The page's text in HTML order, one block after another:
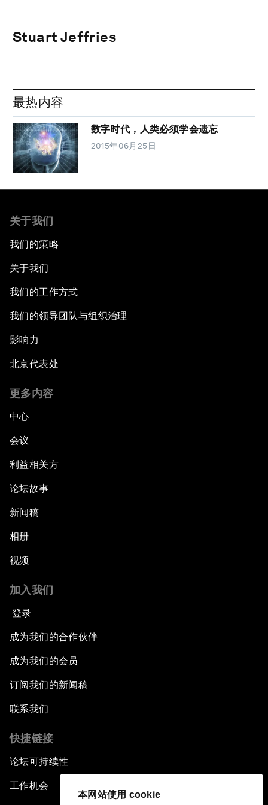
本网站使用 cookie
Stuart Jeffries
最热内容
数字时代，人类必须学会遗忘
2015年06月25日
关于我们
我们的策略
关于我们
我们的工作方式
我们的领导团队与组织治理
影响力
北京代表处
更多内容
中心
会议
利益相关方
论坛故事
新闻稿
相册
视频
加入我们
登录
成为我们的合作伙伴
成为我们的会员
订阅我们的新闻稿
联系我们
快捷链接
论坛可持续性
工作机会